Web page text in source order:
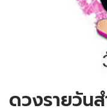
ดวงรายวัน